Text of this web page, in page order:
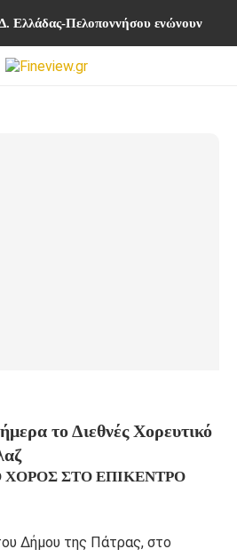
Ελλάδας-Πελοποννήσου ενώνουν
το Διεθνές Χορευτικό
ΧΟΡΌΣ ΣΤΟ ΕΠΊΚΕΝΤΡΟ
Δήμου της Πάτρας, στο